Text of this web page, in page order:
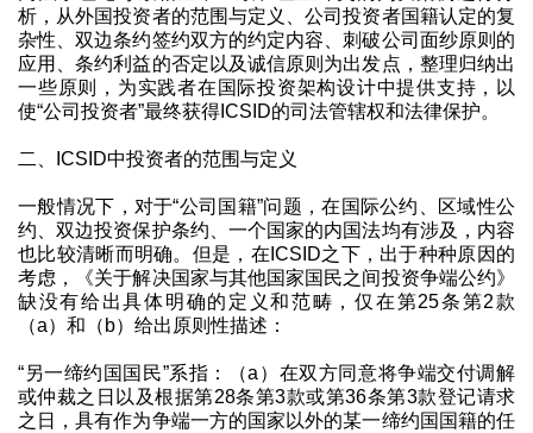
析，从外国投资者的范围与定义、公司投资者国籍认定的复
杂性、双边条约签约双方的约定内容、刺破公司面纱原则的
应用、条约利益的否定以及诚信原则为出发点，整理归纳出
一些原则，为实践者在国际投资架构设计中提供支持，以
使“公司投资者”最终获得ICSID的司法管辖权和法律保护。
二、ICSID中投资者的范围与定义
一般情况下，对于“公司国籍”问题，在国际公约、区域性公
约、双边投资保护条约、一个国家的内国法均有涉及，内容
也比较清晰而明确。但是，在ICSID之下，出于种种原因的
考虑，《关于解决国家与其他国家国民之间投资争端公约》
缺没有给出具体明确的定义和范畴，仅在第25条第2款
（a）和（b）给出原则性描述：
“另一缔约国国民”系指：（a）在双方同意将争端交付调解
或仲裁之日以及根据第28条第3款或第36条第3款登记请求
之日，具有作为争端一方的国家以外的某一缔约国国籍的任